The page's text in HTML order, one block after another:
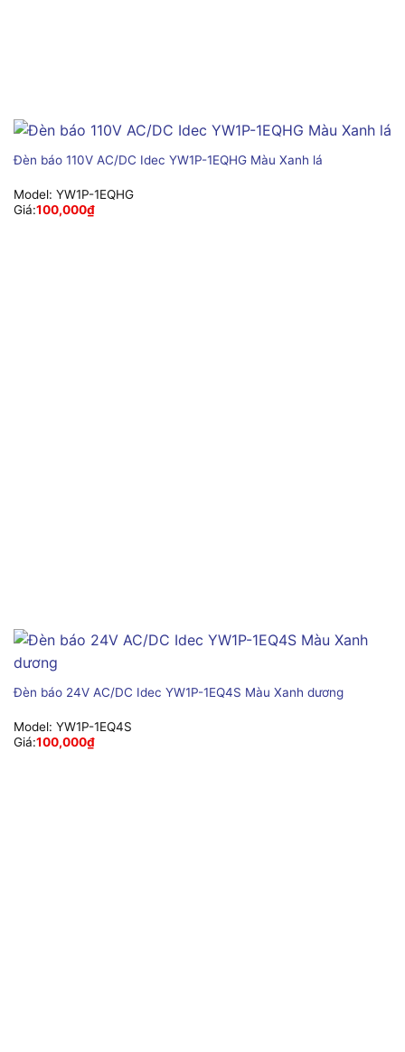
Đèn báo 110V AC/DC Idec YW1P-1EQHG Màu Xanh lá
Model: YW1P-1EQHG
Giá:100,000₫
Đèn báo 24V AC/DC Idec YW1P-1EQ4S Màu Xanh dương
Model: YW1P-1EQ4S
Giá:100,000₫